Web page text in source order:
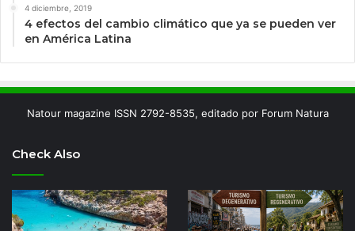
4 diciembre, 2019
4 efectos del cambio climático que ya se pueden ver
en América Latina
Natour magazine ISSN 2792-8535, editado por Forum Natura
Check Also